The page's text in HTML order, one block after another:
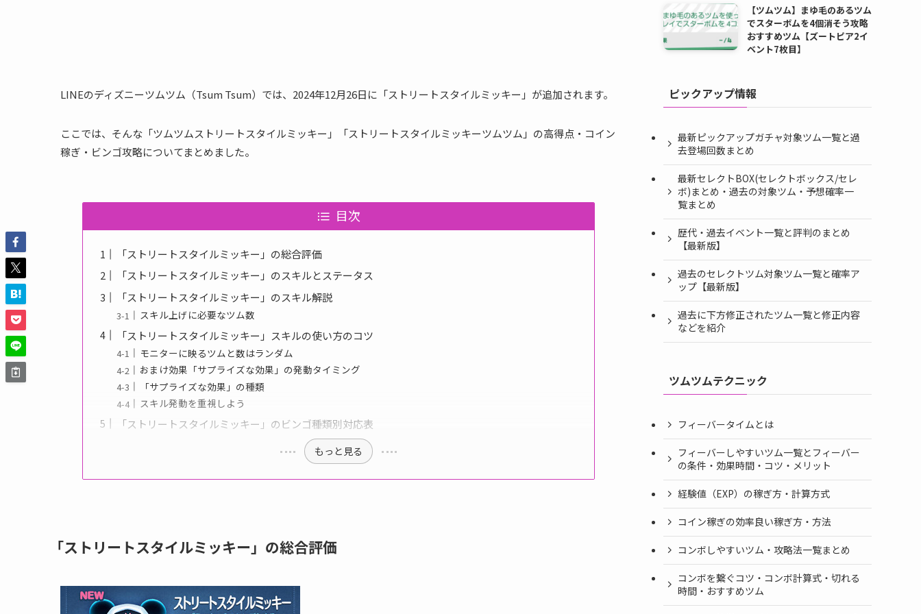
LINEのディズニーツムツム（Tsum Tsum）では、2024年12月26日に「ストリートスタイルミッキー」が追加されます。
ここでは、そんな「ツムツムストリートスタイルミッキー」「ストリートスタイルミッキーツムツム」の高得点・コイン
稼ぎ・ビンゴ攻略についてまとめました。
目次
「ストリートスタイルミッキー」の総合評価
「ストリートスタイルミッキー」のスキルとステータス
「ストリートスタイルミッキー」のスキル解説
スキル上げに必要なツム数
「ストリートスタイルミッキー」スキルの使い方のコツ
モニターに映るツムと数はランダム
おまけ効果「サプライズな効果」の発動タイミング
「サプライズな効果」の種類
スキル発動を重視しよう
「ストリートスタイルミッキー」のビンゴ種類別対応表
もっと見る
「ストリートスタイルミッキー」の総合評価
【ツムツム】まゆ毛のあるツム
でスターボムを4個消そう攻略
おすすめツム【ズートピア2イ
ベント7枚目】
ピックアップ情報
最新ピックアップガチャ対象ツム一覧と過
去登場回数まとめ
最新セレクトBOX(セレクトボックス/セレ
ボ)まとめ・過去の対象ツム・予想確率一
覧まとめ
歴代・過去イベント一覧と評判のまとめ
【最新版】
過去のセレクトツム対象ツム一覧と確率ア
ップ【最新版】
過去に下方修正されたツム一覧と修正内容
などを紹介
ツムツムテクニック
フィーバータイムとは
フィーバーしやすいツム一覧とフィーバー
の条件・効果時間・コツ・メリット
経験値（EXP）の稼ぎ方・計算方式
コイン稼ぎの効率良い稼ぎ方・方法
コンボしやすいツム・攻略法一覧まとめ
コンボを繋ぐコツ・コンボ計算式・切れる
時間・おすすめツム